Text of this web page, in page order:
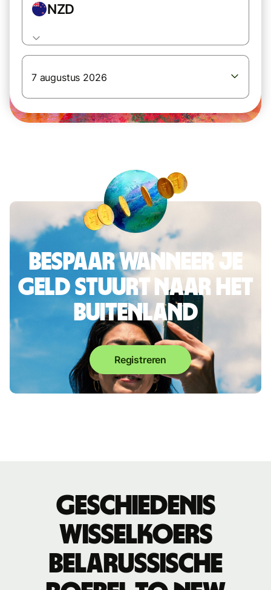
NZD
7 augustus 2026
Bespaar wanneer je
geld stuurt naar het
buitenland
Registreren
Geschiedenis
wisselkoers
Belarussische